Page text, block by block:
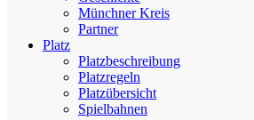
Münchner Kreis
Partner
Platz
Platzbeschreibung
Platzregeln
Platzübersicht
Spielbahnen